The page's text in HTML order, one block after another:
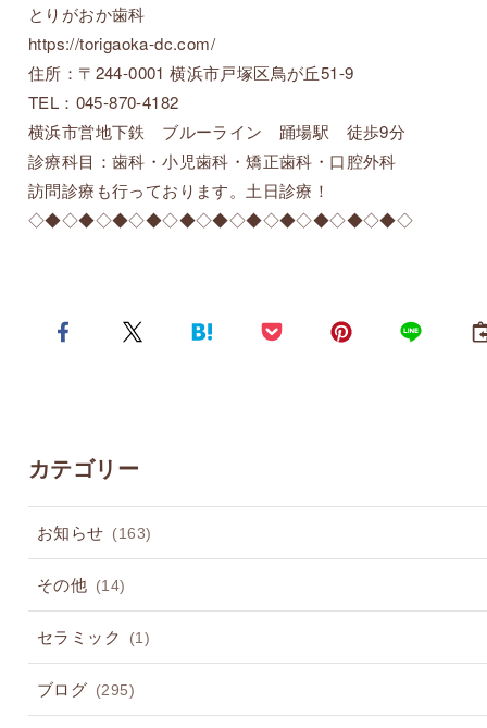
とりがおか歯科
https://torigaoka-dc.com/
住所：〒244-0001 横浜市戸塚区鳥が丘51-9
TEL：045-870-4182
横浜市営地下鉄 ブルーライン 踊場駅 徒歩9分
診療科目：歯科・小児歯科・矯正歯科・口腔外科
訪問診療も行っております。土日診療！
◇◆◇◆◇◆◇◆◇◆◇◆◇◆◇◆◇◆◇◆◇◆◇
カテゴリー
お知らせ (163)
その他 (14)
セラミック (1)
ブログ (295)